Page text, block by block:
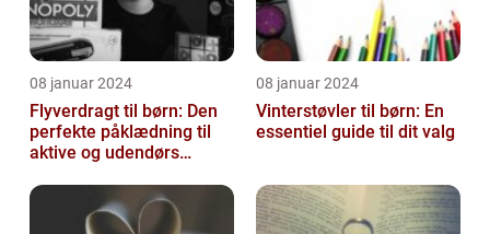
08 januar 2024
Flyverdragt til børn: Den
perfekte påklædning til
aktive og udendørs
08 januar 2024
Vinterstøvler til børn: En
essentiel guide til dit valg